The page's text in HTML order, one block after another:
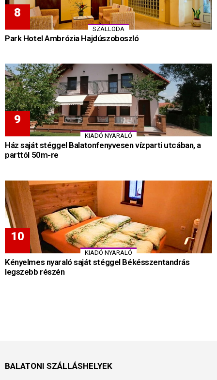
SZÁLLODA
Park Hotel Ambrózia Hajdúszoboszló
KIADÓ NYARALÓ
Ház saját stéggel Balatonfenyvesen vízparti utcában, a
parttól 50m-re
KIADÓ NYARALÓ
Kényelmes nyaraló saját stéggel Békésszentandrás
legszebb részén
BALATONI SZÁLLÁSHELYEK